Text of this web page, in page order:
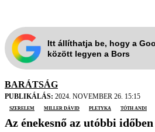
Itt állíthatja be, hogy a
között legyen a Bors
BARÁTSÁG
PUBLIKÁLÁS: 2024. NOVEMBER 26. 15:15
szerelem
Miller Dávid pletyka Tóth Andi
Az énekesnő az utóbbi